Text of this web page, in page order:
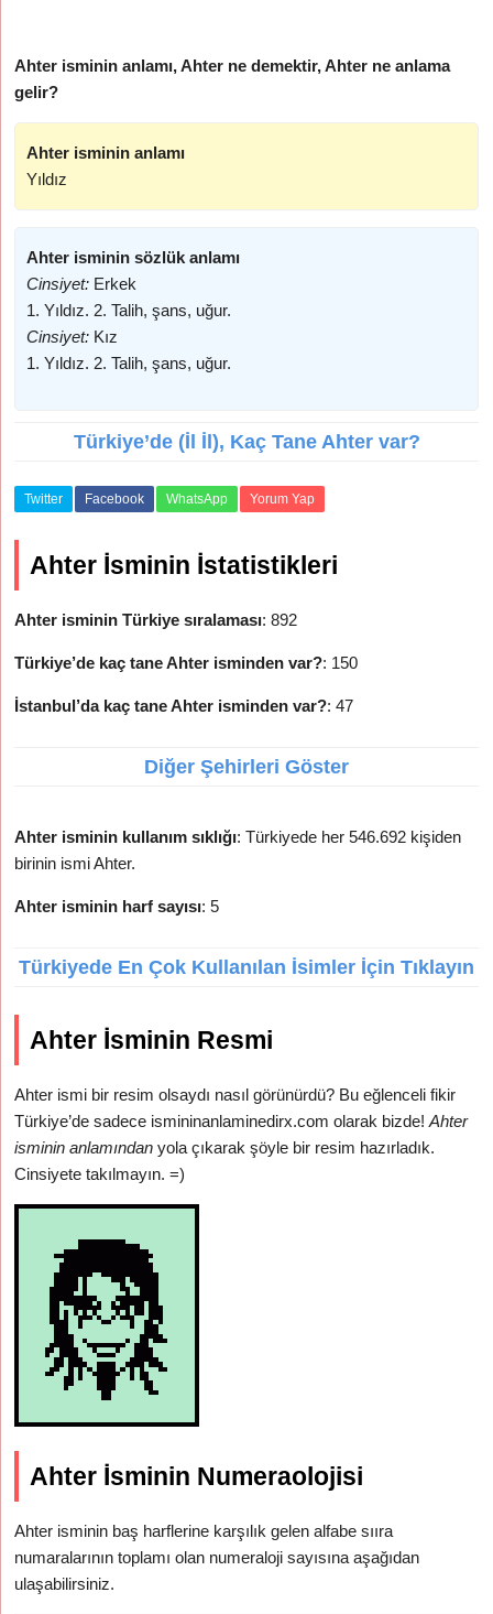
Ahter isminin anlamı, Ahter ne demektir, Ahter ne anlama
gelir?
Ahter isminin anlamı
Yıldız
Ahter isminin sözlük anlamı
Cinsiyet: Erkek
1. Yıldız. 2. Talih, şans, uğur.
Cinsiyet: Kız
1. Yıldız. 2. Talih, şans, uğur.
Türkiye’de (İl İl), Kaç Tane Ahter var?
Twitter Facebook WhatsApp Yorum Yap
Ahter İsminin İstatistikleri
Ahter isminin Türkiye sıralaması: 892
Türkiye’de kaç tane Ahter isminden var?: 150
İstanbul’da kaç tane Ahter isminden var?: 47
Diğer Şehirleri Göster
Ahter isminin kullanım sıklığı: Türkiyede her 546.692 kişiden
birinin ismi Ahter.
Ahter isminin harf sayısı: 5
Türkiyede En Çok Kullanılan İsimler İçin Tıklayın
Ahter İsminin Resmi
Ahter ismi bir resim olsaydı nasıl görünürdü? Bu eğlenceli fikir
Türkiye’de sadece ismininanlaminedirx.com olarak bizde!Ahter
isminin anlamından yola çıkarak şöyle bir resim hazırladık.
Cinsiyete takılmayın. =)
Ahter İsminin Numeraolojisi
Ahter isminin baş harflerine karşılık gelen alfabe sııra
numaralarının toplamı olan numeraloji sayısına aşağıdan
ulaşabilirsiniz.